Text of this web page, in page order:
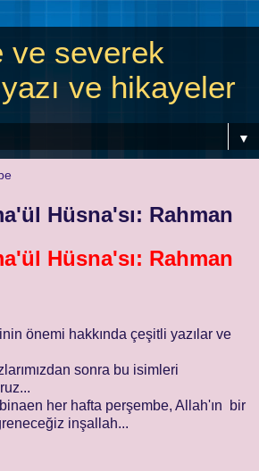
ve severek
ve hikayeler
▼
Hüsna'sı: Rahman
Hüsna'sı: Rahman
önemi hakkında çeşitli yazılar ve
sonra bu isimleri
her hafta perşembe, Allah'ın bir
inşallah...